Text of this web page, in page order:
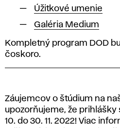
Úžitkové umenie
Galéria Medium
Kompletný program DOD
čoskoro.
Záujemcov o štúdium na
upozorňujeme, že prihlášky
10. do 30. 11. 2022! Viac